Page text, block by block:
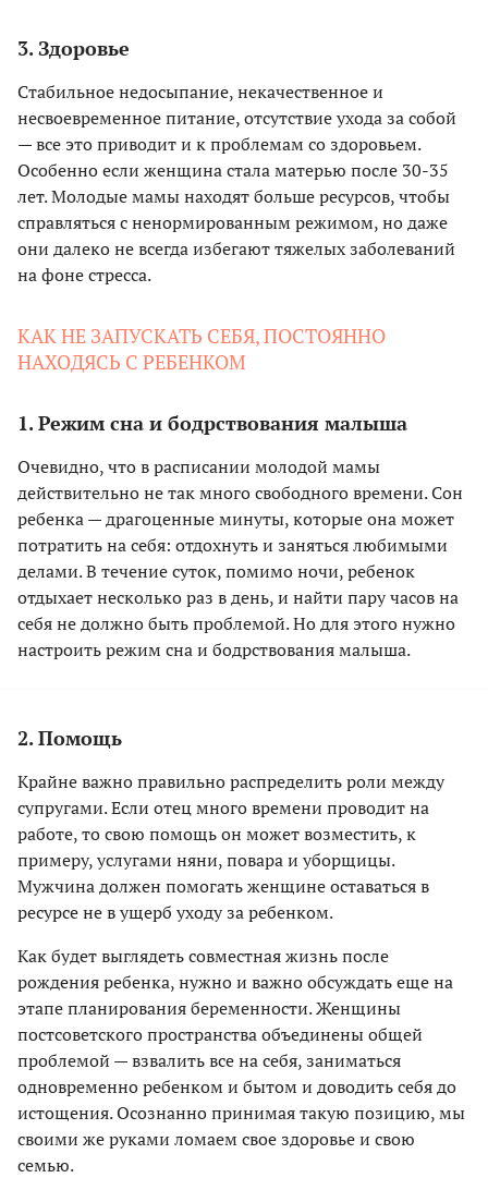
3. Здоровье
Стабильное недосыпание, некачественное и
несвоевременное питание, отсутствие ухода за собой
— все это приводит и к проблемам со здоровьем.
Особенно если женщина стала матерью после 30-35
лет. Молодые мамы находят больше ресурсов, чтобы
справляться с ненормированным режимом, но даже
они далеко не всегда избегают тяжелых заболеваний
на фоне стресса.
КАК НЕ ЗАПУСКАТЬ СЕБЯ, ПОСТОЯННО
НАХОДЯСЬ С РЕБЕНКОМ
1. Режим сна и бодрствования малыша
Очевидно, что в расписании молодой мамы
действительно не так много свободного времени. Сон
ребенка — драгоценные минуты, которые она может
потратить на себя: отдохнуть и заняться любимыми
делами. В течение суток, помимо ночи, ребенок
отдыхает несколько раз в день, и найти пару часов на
себя не должно быть проблемой. Но для этого нужно
настроить режим сна и бодрствования малыша.
2. Помощь
Крайне важно правильно распределить роли между
супругами. Если отец много времени проводит на
работе, то свою помощь он может возместить, к
примеру, услугами няни, повара и уборщицы.
Мужчина должен помогать женщине оставаться в
ресурсе не в ущерб уходу за ребенком.
Как будет выглядеть совместная жизнь после
рождения ребенка, нужно и важно обсуждать еще на
этапе планирования беременности. Женщины
постсоветского пространства объединены общей
проблемой — взвалить все на себя, заниматься
одновременно ребенком и бытом и доводить себя до
истощения. Осознанно принимая такую позицию, мы
своими же руками ломаем свое здоровье и свою
семью.